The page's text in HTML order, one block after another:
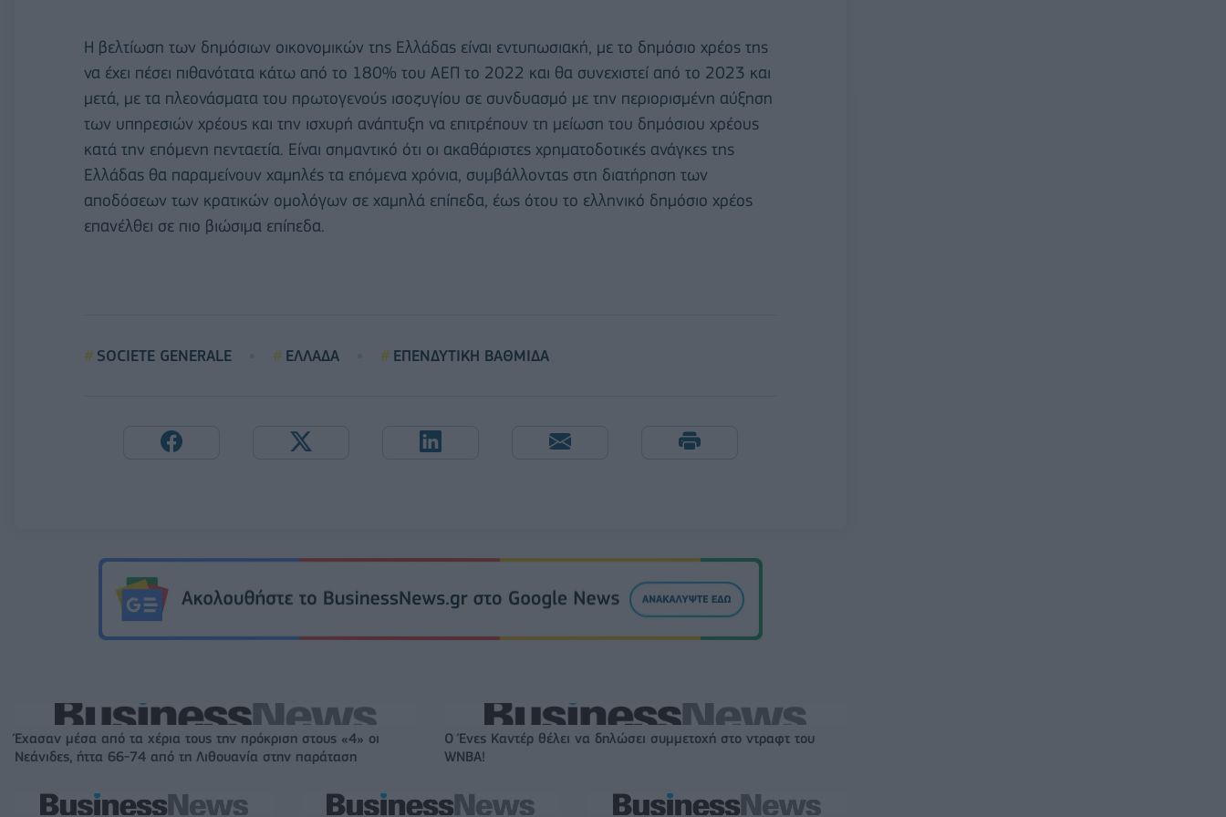
Η βελτίωση των δημόσιων οικονομικών της Ελλάδας είναι εντυπωσιακή, με το δημόσιο χρέος της
να έχει πέσει πιθανότατα κάτω από το 180% του ΑΕΠ το 2022 και θα συνεχιστεί από το 2023 και
μετά, με τα πλεονάσματα του πρωτογενούς ισοζυγίου σε συνδυασμό με την περιορισμένη αύξηση
των υπηρεσιών χρέους και την ισχυρή ανάπτυξη να επιτρέπουν τη μείωση του δημόσιου χρέους
κατά την επόμενη πενταετία. Είναι σημαντικό ότι οι ακαθάριστες χρηματοδοτικές ανάγκες της
Ελλάδας θα παραμείνουν χαμηλές τα επόμενα χρόνια, συμβάλλοντας στη διατήρηση των
αποδόσεων των κρατικών ομολόγων σε χαμηλά επίπεδα, έως ότου το ελληνικό δημόσιο χρέος
επανέλθει σε πιο βιώσιμα επίπεδα.
SOCIETE GENERALE ΕΛΛΑΔΑ ΕΠΕΝΔΥΤΙΚΗ ΒΑΘΜΙΔΑ
Έχασαν μέσα από τα χέρια τους την πρόκριση στους «4» οι
Νεάνιδες, ήττα 66-74 από τη Λιθουανία στην παράταση
Ο Ένες Καντέρ θέλει να δηλώσει συμμετοχή στο ντραφτ του
WNBA!